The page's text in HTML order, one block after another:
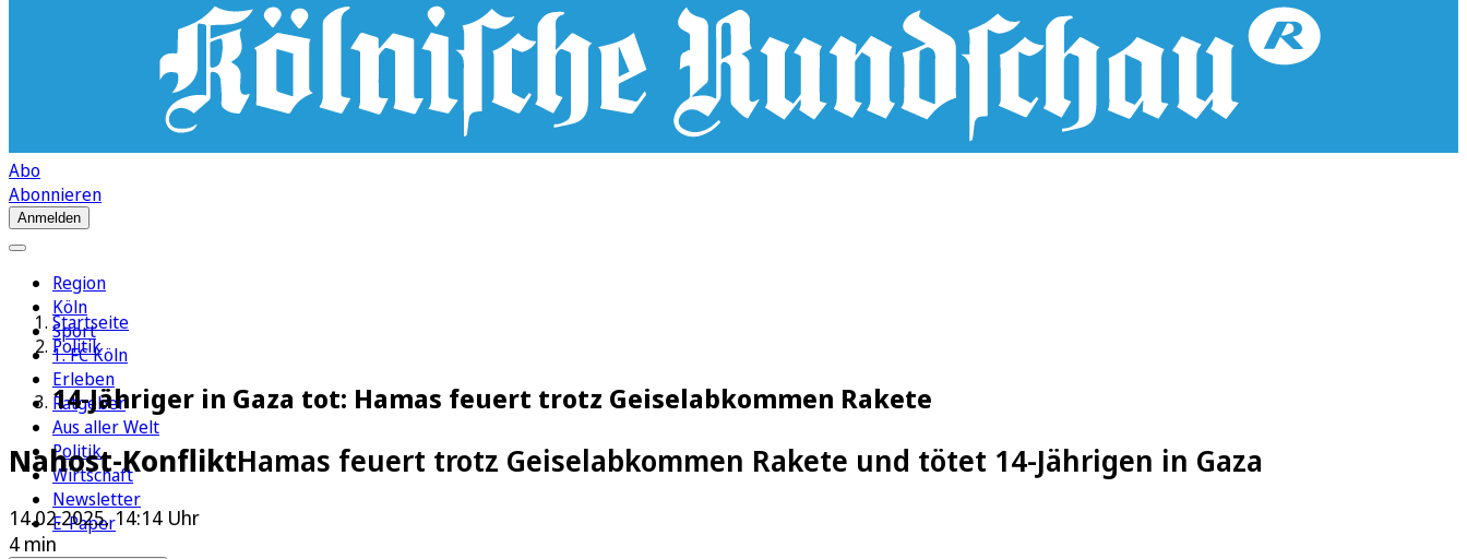
Abo
Abonnieren
Anmelden
Region
Köln
Sport
1. FC Köln
Erleben
Ratgeber
Aus aller Welt
Politik
Wirtschaft
Newsletter
E-Paper
Startseite
Politik
14-Jähriger in Gaza tot: Hamas feuert trotz Geiselabkommen Rakete
Nahost-KonfliktHamas feuert trotz Geiselabkommen Rakete und tötet 14-Jährigen in Gaza
14.02.2025, 14:14 Uhr
4 min